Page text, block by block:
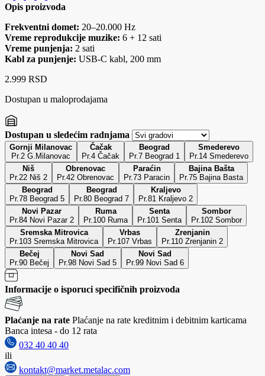
Opis proizvoda
Frekventni domet: 20–20.000 Hz
Vreme reprodukcije muzike: 6 + 12 sati
Vreme punjenja: 2 sati
Kabl za punjenje: USB-C kabl, 200 mm
2.999 RSD
Dostupan u maloprodajama
Dostupan u sledećim radnjama
Gornji Milanovac
Pr.2 G.Milanovac
Čačak
Pr.4 Čačak
Beograd
Pr.7 Beograd 1
Smederevo
Pr.14 Smederevo
Niš
Pr.22 Niš 2
Obrenovac
Pr.42 Obrenovac
Paraćin
Pr.73 Paracin
Bajina Bašta
Pr.75 Bajina Basta
Beograd
Pr.78 Beograd 5
Beograd
Pr.80 Beograd 7
Kraljevo
Pr.81 Kraljevo 2
Novi Pazar
Pr.84 Novi Pazar 2
Ruma
Pr.100 Ruma
Senta
Pr.101 Senta
Sombor
Pr.102 Sombor
Sremska Mitrovica
Pr.103 Sremska Mitrovica
Vrbas
Pr.107 Vrbas
Zrenjanin
Pr.110 Zrenjanin 2
Bečej
Pr.90 Bečej
Novi Sad
Pr.98 Novi Sad 5
Novi Sad
Pr.99 Novi Sad 6
Informacije o isporuci specifičnih proizvoda
Plaćanje na rate Plaćanje na rate kreditnim i debitnim karticama
Banca intesa - do 12 rata
032 40 40 40
ili
kontakt@market.metalac.com